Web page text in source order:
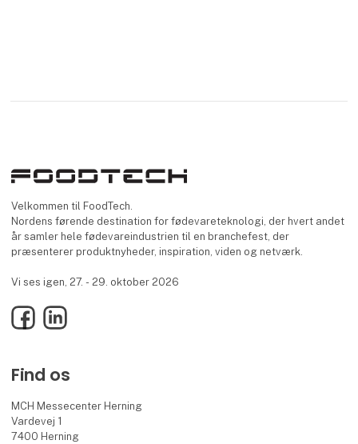
Velkommen til FoodTech.
Nordens førende destination for fødevareteknologi, der hvert andet
år samler hele fødevareindustrien til en branchefest, der
præsenterer produktnyheder, inspiration, viden og netværk.
Vi ses igen, 27. - 29. oktober 2026
FacebookLinkedIn
Find os
MCH Messecenter Herning
Vardevej 1
7400 Herning